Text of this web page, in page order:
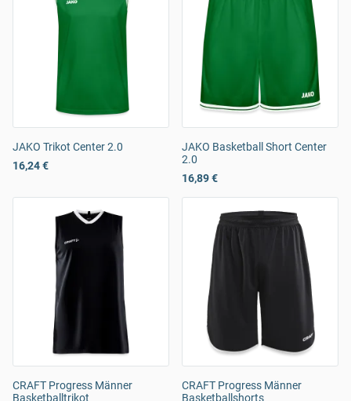
JAKO Trikot Center 2.0
16,24 €
JAKO Basketball Short Center
2.0
16,89 €
CRAFT Progress Männer
Basketballtrikot
CRAFT Progress Männer
Basketballshorts